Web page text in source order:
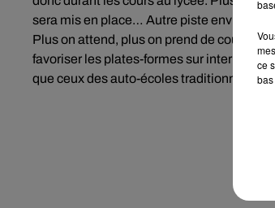
sera mis en place… Autre piste envisagée
Plus on attend, plus on prend de cours
favoriser les plates-formes sur internet
que ceux des auto-écoles traditionnelles.
ce